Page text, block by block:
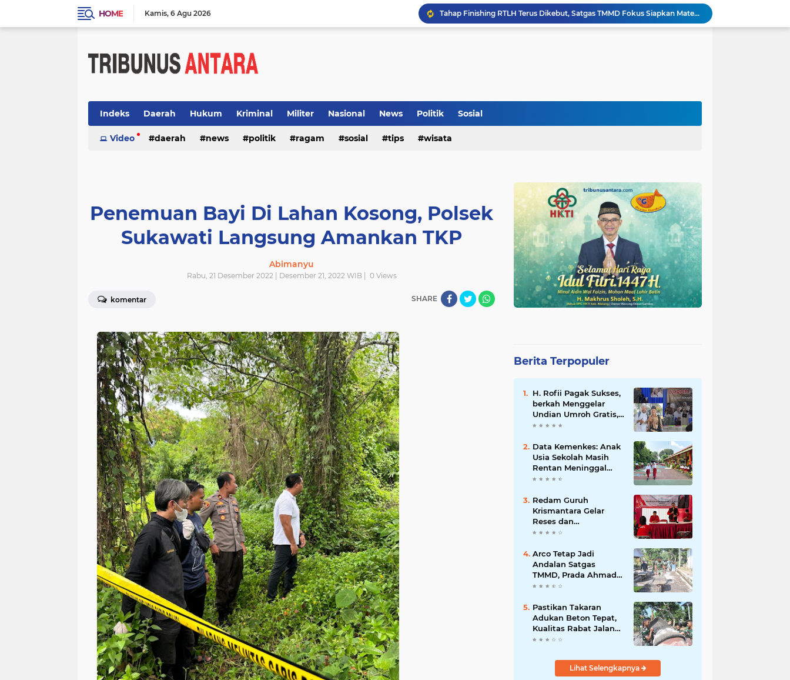
HOME Kamis 6 Agu 2026
Tahap Finishing RTLH Terus Dikebut, Satgas TMMD Fokus Siapkan Material Keramik Berkualitas
Program RTLH TMMD Lumajang Masuki Tahap Finishing, Rumah Ibu Tuha Dicat Rapi
Inilah Tampilan Baru Rumah Bapak Sirajudi Setelah Direnovasi
Personel Satgas TMMD 129 Kodim 0904/Paser Bongkar RTLH Bapak Harim
Indeks Daerah Hukum Kriminal Militer Nasional News Politik Sosial
Video daerah news politik ragam sosial tips wisata
Penemuan Bayi Di Lahan Kosong, Polsek
Sukawati Langsung Amankan TKP
Abimanyu
Rabu, 21 Desember 2022 | Desember 21, 2022 WIB | 0Views
komentar SHARE
Berita Terpopuler
H. Rofii Pagak Sukses,
berkah Menggelar
Undian Umroh Gratis,
Wujud Kepedulian
Data Kemenkes: Anak
Usia Sekolah Masih
Rentan Meninggal
Akibat DBD
Redam Guruh
Krismantara Gelar
Reses dan
Silaturrahmi bersama
Se -Kecamatan
Lawang.
Arco Tetap Jadi
Andalan Satgas
TMMD, Prada Ahmad
Afandi Percepat
Pengecoran
Pastikan Takaran
Adukan Beton Tepat,
Kualitas Rabat Jalan
TMMD Tetap Terjaga
Lihat Selengkapnya